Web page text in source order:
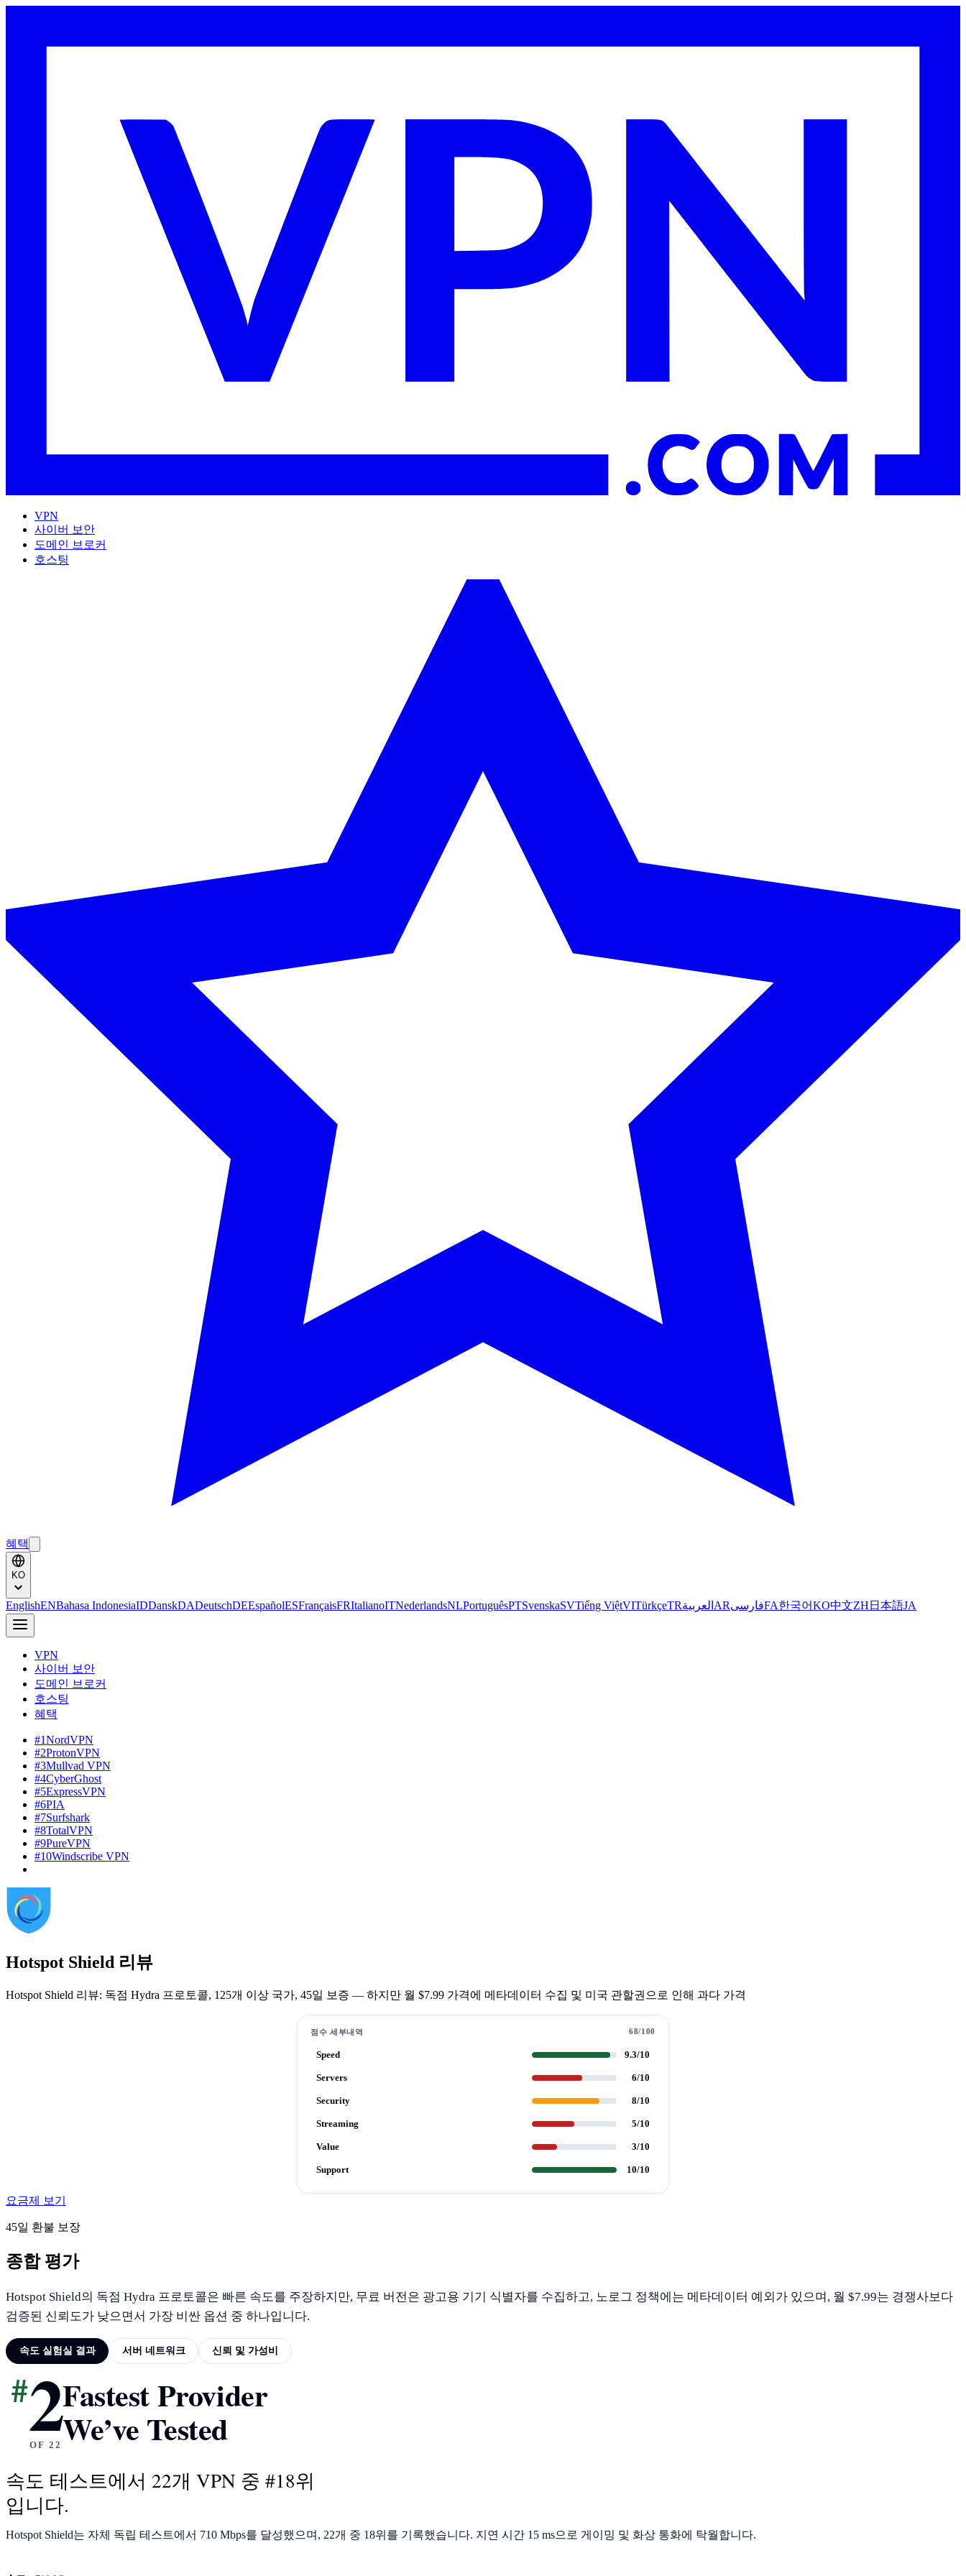
VPN
사이버 보안
도메인 브로커
호스팅
혜택
KO
EnglishENBahasa IndonesiaIDDanskDADeutschDEEspañolESFrançaisFRItalianoITNederlandsNLPortuguêsPTSvenskaSVTiếng ViệtVITürkçeTRالعربية ARفارسیFA한국어KO中文ZH 日本語JA
VPN
사이버 보안
도메인 브로커
호스팅
혜택
#1NordVPN
#2ProtonVPN
#3Mullvad VPN
#4CyberGhost
#5ExpressVPN
#6PIA
#7Surfshark
#8TotalVPN
#9PureVPN
#10Windscribe VPN
Hotspot Shield 리뷰
Hotspot Shield 리뷰: 독점 Hydra 프로토콜, 125개 이상 국가, 45일 보증 — 하지만 월 $7.99 가격에 메타데이터 수집 및 미국 관할권으로 인해 과다 가격
점수 세부내역 68/100
Speed 9.3/10
Servers 6/10
Security 8/10
Streaming 5/10
Value 3/10
Support 10/10
요금제 보기
45일 환불 보장
종합 평가
Hotspot Shield의 독점 Hydra 프로토콜은 빠른 속도를 주장하지만, 무료 버전은 광고용 기기 식별자를 수집하고, 노로그 정책에는 메타데이터 예외가 있으며, 월 $7.99는 경쟁사보다
검증된 신뢰도가 낮으면서 가장 비싼 옵션 중 하나입니다.
속도 실험실 결과 서버 네트워크 신뢰 및 가성비
#2
OF 22
Fastest Provider
We’ve Tested
속도 테스트에서 22개 VPN 중 #18위
입니다.
Hotspot Shield는 자체 독립 테스트에서 710 Mbps를 달성했으며, 22개 중 18위를 기록했습니다. 지연 시간 15 ms으로 게이밍 및 화상 통화에 탁월합니다.